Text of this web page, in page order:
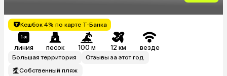
Кешбэк 4% по карте Т-Банка
линия песок 100 м 12 км везде
Большая территория
Отзывы за этот год
Собственный пляж